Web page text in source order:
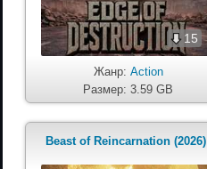
15
Жанр: Action
Размер: 3.59 GB
Beast of Reincarnation (2026)